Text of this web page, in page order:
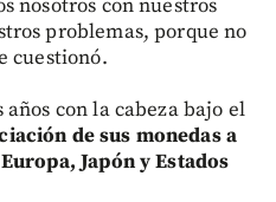
nosotros con nuestros
problemas, porque no
cuestionó.
con la cabeza bajo el
de sus monedas a
Japón y Estados